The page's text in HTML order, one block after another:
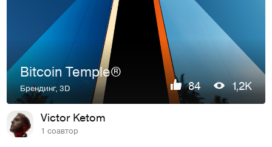
Bitcoin Temple®
Брендинг,3D 84 1,2K
Victor Ketom
1 соавтор